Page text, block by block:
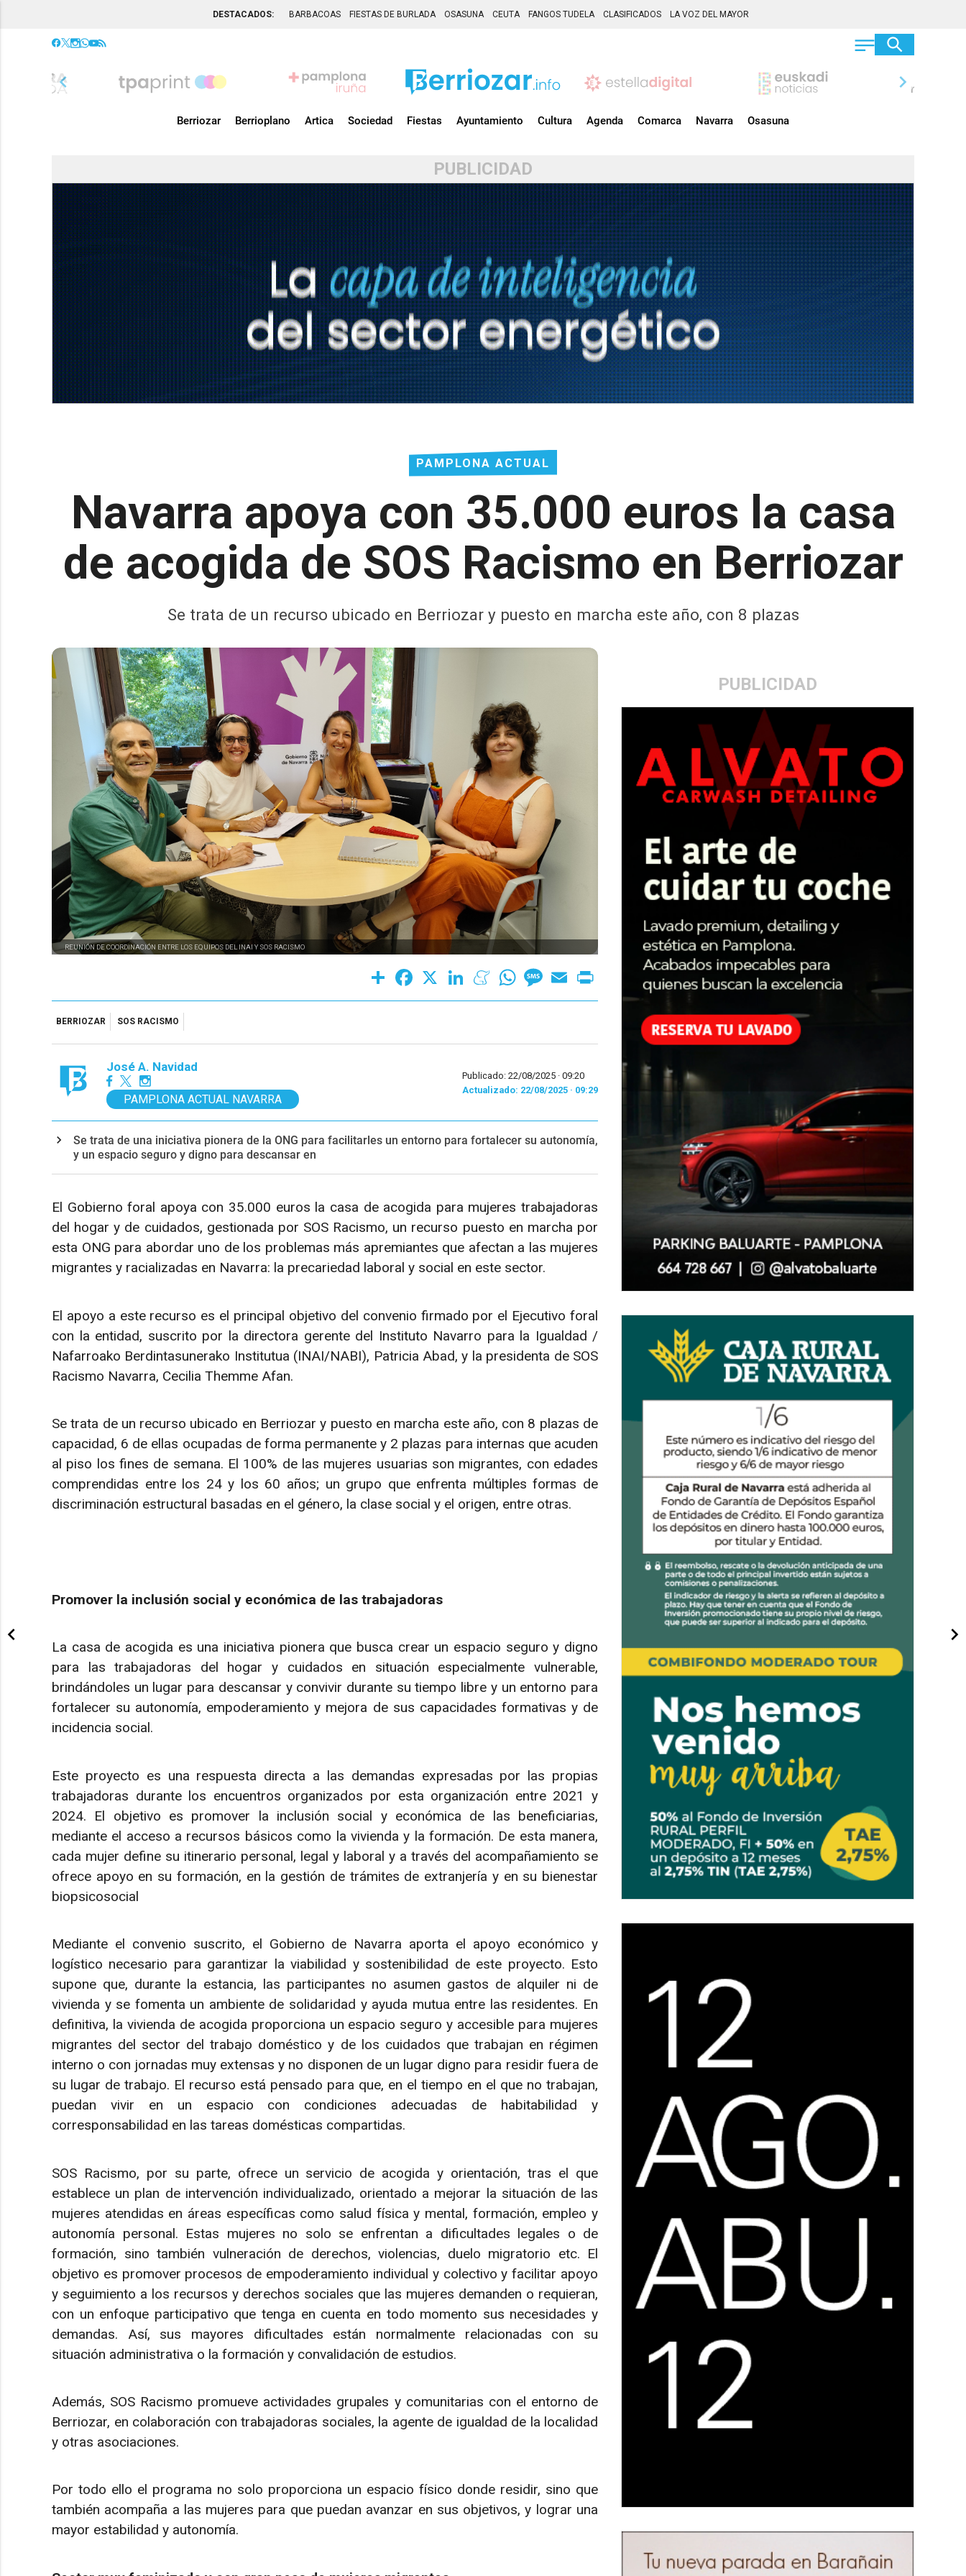
DESTACADOS: BARBACOAS FIESTAS DE BURLADA OSASUNA CEUTA FANGOS TUDELA CLASIFICADOS LA VOZ DEL MAYOR
chevron_left chevron_right
Berriozar Berrioplano Artica Sociedad Fiestas Ayuntamiento Cultura Agenda Comarca Navarra Osasuna
PUBLICIDAD
PAMPLONA ACTUAL
Navarra apoya con 35.000 euros la casa
de acogida de SOS Racismo en Berriozar
Se trata de un recurso ubicado en Berriozar y puesto en marcha este año, con 8 plazas
PUBLICIDAD
REUNIÓN DE COORDINACIÓN ENTRE LOS EQUIPOS DEL INAI Y SOS RACISMO
Share Facebook LinkedInMeneameWhatsAppMessage
Email
BERRIOZAR SOS RACISMO
José A. Navidad
PAMPLONA ACTUAL NAVARRA
Publicado: 22/08/2025 · 09:20
Actualizado: 22/08/2025 · 09:29
Se trata de una iniciativa pionera de la ONG para facilitarles un entorno para fortalecer su autonomía,
y un espacio seguro y digno para descansar en
El Gobierno foral apoya con 35.000 euros la casa de acogida para mujeres trabajadoras
del hogar y de cuidados, gestionada por SOS Racismo, un recurso puesto en marcha por
esta ONG para abordar uno de los problemas más apremiantes que afectan a las mujeres
migrantes y racializadas en Navarra: la precariedad laboral y social en este sector.
El apoyo a este recurso es el principal objetivo del convenio firmado por el Ejecutivo foral
con la entidad, suscrito por la directora gerente del Instituto Navarro para la Igualdad /
Nafarroako Berdintasunerako Institutua (INAI/NABI), Patricia Abad, y la presidenta de SOS
Racismo Navarra, Cecilia Themme Afan.
Se trata de un recurso ubicado en Berriozar y puesto en marcha este año, con 8 plazas de
capacidad, 6 de ellas ocupadas de forma permanente y 2 plazas para internas que acuden
al piso los fines de semana. El 100% de las mujeres usuarias son migrantes, con edades
comprendidas entre los 24 y los 60 años; un grupo que enfrenta múltiples formas de
discriminación estructural basadas en el género, la clase social y el origen, entre otras.
Promover la inclusión social y económica de las trabajadoras
La casa de acogida es una iniciativa pionera que busca crear un espacio seguro y digno
para las trabajadoras del hogar y cuidados en situación especialmente vulnerable,
brindándoles un lugar para descansar y convivir durante su tiempo libre y un entorno para
fortalecer su autonomía, empoderamiento y mejora de sus capacidades formativas y de
incidencia social.
Este proyecto es una respuesta directa a las demandas expresadas por las propias
trabajadoras durante los encuentros organizados por esta organización entre 2021 y
2024. El objetivo es promover la inclusión social y económica de las beneficiarias,
mediante el acceso a recursos básicos como la vivienda y la formación. De esta manera,
cada mujer define su itinerario personal, legal y laboral y a través del acompañamiento se
ofrece apoyo en su formación, en la gestión de trámites de extranjería y en su bienestar
biopsicosocial
Mediante el convenio suscrito, el Gobierno de Navarra aporta el apoyo económico y
logístico necesario para garantizar la viabilidad y sostenibilidad de este proyecto. Esto
supone que, durante la estancia, las participantes no asumen gastos de alquiler ni de
vivienda y se fomenta un ambiente de solidaridad y ayuda mutua entre las residentes. En
definitiva, la vivienda de acogida proporciona un espacio seguro y accesible para mujeres
migrantes del sector del trabajo doméstico y de los cuidados que trabajan en régimen
interno o con jornadas muy extensas y no disponen de un lugar digno para residir fuera de
su lugar de trabajo. El recurso está pensado para que, en el tiempo en el que no trabajan,
puedan vivir en un espacio con condiciones adecuadas de habitabilidad y
corresponsabilidad en las tareas domésticas compartidas.
SOS Racismo, por su parte, ofrece un servicio de acogida y orientación, tras el que
establece un plan de intervención individualizado, orientado a mejorar la situación de las
mujeres atendidas en áreas específicas como salud física y mental, formación, empleo y
autonomía personal. Estas mujeres no solo se enfrentan a dificultades legales o de
formación, sino también vulneración de derechos, violencias, duelo migratorio etc. El
objetivo es promover procesos de empoderamiento individual y colectivo y facilitar apoyo
y seguimiento a los recursos y derechos sociales que las mujeres demanden o requieran,
con un enfoque participativo que tenga en cuenta en todo momento sus necesidades y
demandas. Así, sus mayores dificultades están normalmente relacionadas con su
situación administrativa o la formación y convalidación de estudios.
Además, SOS Racismo promueve actividades grupales y comunitarias con el entorno de
Berriozar, en colaboración con trabajadoras sociales, la agente de igualdad de la localidad
y otras asociaciones.
Por todo ello el programa no solo proporciona un espacio físico donde residir, sino que
también acompaña a las mujeres para que puedan avanzar en sus objetivos, y lograr una
mayor estabilidad y autonomía.